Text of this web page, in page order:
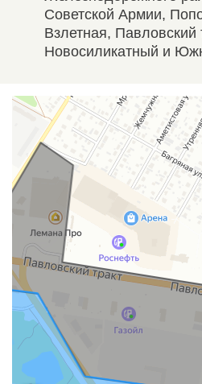
Советской Армии,
Взлетная, Павловский
Новосиликатный и